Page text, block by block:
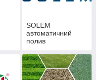
SOLEM
автоматичний
полив